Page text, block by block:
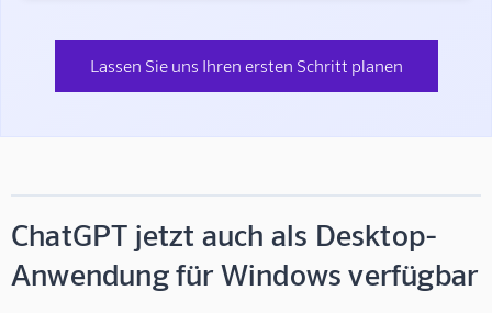
Lassen Sie uns Ihren ersten Schritt planen
ChatGPT jetzt auch als Desktop-
Anwendung für Windows verfügbar